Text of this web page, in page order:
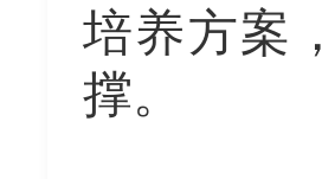
培养方案，
撑。